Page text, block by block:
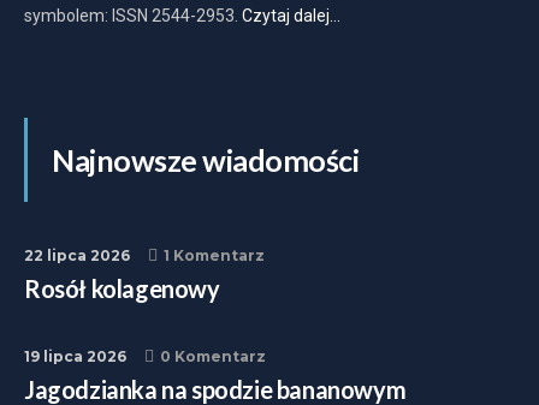
symbolem: ISSN 2544-2953. Czytaj dalej…
Najnowsze wiadomości
22 lipca 2026 1 Komentarz
Rosół kolagenowy
19 lipca 2026 0 Komentarz
Jagodzianka na spodzie bananowym